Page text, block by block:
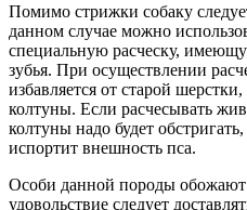
Помимо стрижки собаку
данном случае можно
специальную расческу,
зубья. При осуществлении
избавляется от старой
колтуны. Если расчесывать
колтуны надо будет
испортит внешность пса.
Особи данной породы обожают
удовольствие следует